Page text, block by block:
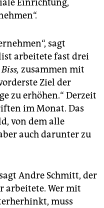
Einrichtung,
sagt
arbeitete fast drei
Biss, zusammen mit
Ziel der
zu erhöhen.“ Derzeit
im Monat. Das
von dem alle
auch darunter zu
Andre Schmitt, der
arbeitete. Wer mit
muss